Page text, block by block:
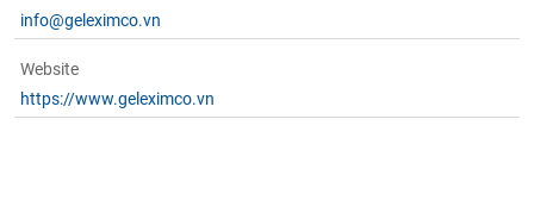
info@geleximco.vn
Website
https://www.geleximco.vn
Công